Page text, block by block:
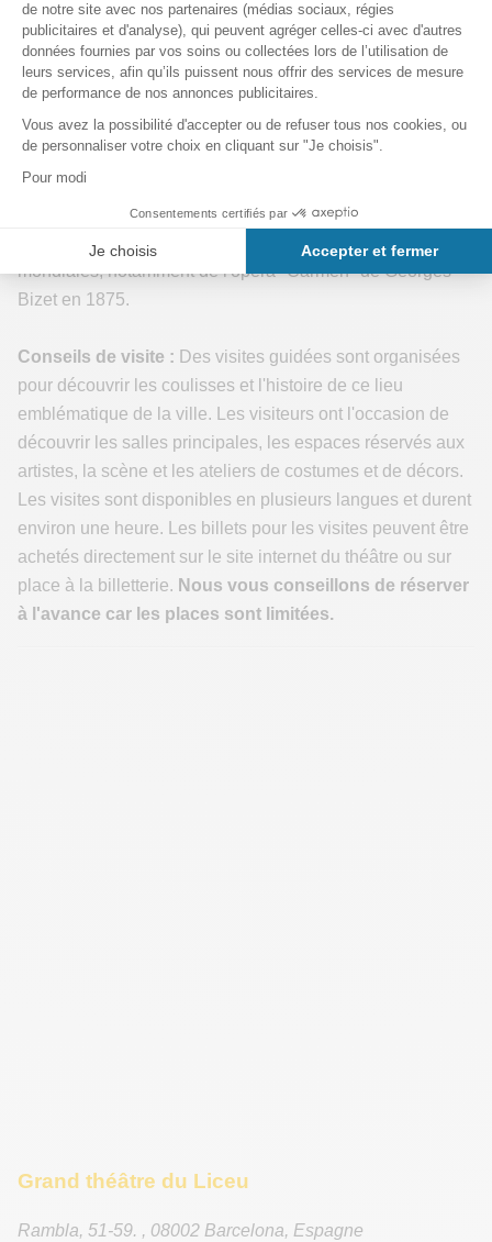
a été la première scène d'opéra en Europe à projeter des
sous-titres sur un écran ? Cela a été introduit en 1984 pour
aider les spectateurs étrangers à comprendre les paroles
des chanteurs.
Il faut en effet savoir que Les représentations au Grand
Théâtre du Liceu à Barcelone sont généralement données
en espagnol ou en catalan, les deux langues officielles de
De plus, le Liceu a été le lieu de plusieurs premières
mondiales, notamment de l'opéra "Carmen" de Georges
Bizet en 1875.
Conseils de visite : Des visites guidées sont organisées
pour découvrir les coulisses et l'histoire de ce lieu
emblématique de la ville. Les visiteurs ont l'occasion de
découvrir les salles principales, les espaces réservés aux
artistes, la scène et les ateliers de costumes et de décors.
Les visites sont disponibles en plusieurs langues et durent
environ une heure. Les billets pour les visites peuvent être
achetés directement sur le site internet du théâtre ou sur
place à la billetterie. Nous vous conseillons de réserver
à l'avance car les places sont limitées.
Grand théâtre du Liceu
Rambla, 51-59. , 08002 Barcelona, Espagne